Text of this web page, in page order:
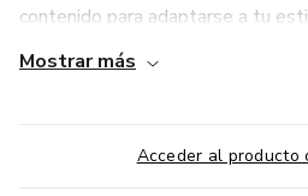
contenido para adaptarse a tu
Mostrar más
Acceder al producto